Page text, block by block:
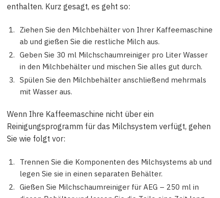
enthalten. Kurz gesagt, es geht so:
Ziehen Sie den Milchbehälter von Ihrer Kaffeemaschine
ab und gießen Sie die restliche Milch aus.
Geben Sie 30 ml Milchschaumreiniger pro Liter Wasser
in den Milchbehälter und mischen Sie alles gut durch.
Spülen Sie den Milchbehälter anschließend mehrmals
mit Wasser aus.
Wenn Ihre Kaffeemaschine nicht über ein
Reinigungsprogramm für das Milchsystem verfügt, gehen
Sie wie folgt vor:
Trennen Sie die Komponenten des Milchsystems ab und
legen Sie sie in einen separaten Behälter.
Gießen Sie Milchschaumreiniger für AEG – 250 ml in